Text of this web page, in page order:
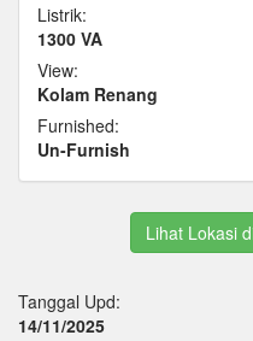
Listrik:
1300 VA
View:
Kolam Renang
Furnished:
Un-Furnish
Lihat Lokasi
Tanggal Upd:
14/11/2025